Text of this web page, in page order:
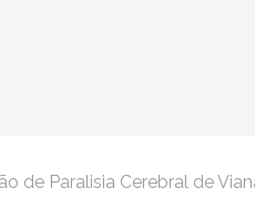
de Paralisia Cerebral de